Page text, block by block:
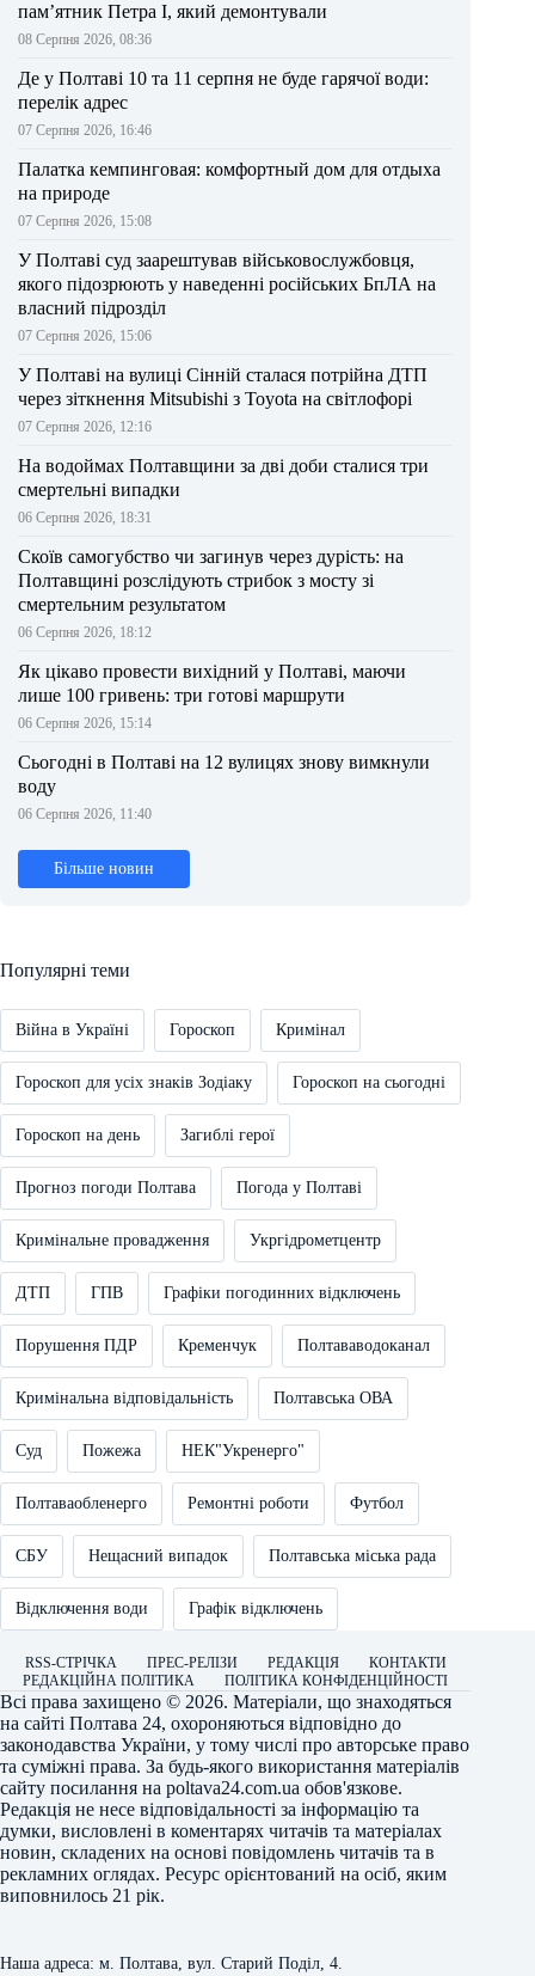
пам’ятник Петра І, який демонтували
08 Серпня 2026, 08:36
Де у Полтаві 10 та 11 серпня не буде гарячої води:
перелік адрес
07 Серпня 2026, 16:46
Палатка кемпинговая: комфортный дом для отдыха
на природе
07 Серпня 2026, 15:08
У Полтаві суд заарештував військовослужбовця,
якого підозрюють у наведенні російських БпЛА на
власний підрозділ
07 Серпня 2026, 15:06
У Полтаві на вулиці Сінній сталася потрійна ДТП
через зіткнення Mitsubishi з Toyota на світлофорі
07 Серпня 2026, 12:16
На водоймах Полтавщини за дві доби сталися три
смертельні випадки
06 Серпня 2026, 18:31
Скоїв самогубство чи загинув через дурість: на
Полтавщині розслідують стрибок з мосту зі
смертельним результатом
06 Серпня 2026, 18:12
Як цікаво провести вихідний у Полтаві, маючи
лише 100 гривень: три готові маршрути
06 Серпня 2026, 15:14
Сьогодні в Полтаві на 12 вулицях знову вимкнули
воду
06 Серпня 2026, 11:40
Більше новин
Популярні теми
Війна в Україні Гороскоп Кримінал
Гороскоп для усіх знаків Зодіаку Гороскоп на сьогодні
Гороскоп на день Загиблі герої
Прогноз погоди Полтава Погода у Полтаві
Кримінальне провадження Укргідрометцентр
ДТП ГПВ Графіки погодинних відключень
Порушення ПДР Кременчук Полтававодоканал
Кримінальна відповідальність Полтавська ОВА
Суд Пожежа НЕК"Укренерго"
Полтаваобленерго Ремонтні роботи Футбол
СБУ Нещасний випадок Полтавська міська рада
Відключення води Графік відключень
RSS-СТРІЧКА ПРЕС-РЕЛІЗИ РЕДАКЦІЯ
КОНТАКТИ
РЕДАКЦІЙНА ПОЛІТИКА
ПОЛІТИКА КОНФІДЕНЦІЙНОСТІ
Всі права захищено © 2026. Матеріали, що знаходяться
на сайті Полтава 24, охороняються відповідно до
законодавства України, у тому числі про авторське право
та суміжні права. За будь-якого використання матеріалів
сайту посилання на poltava24.com.ua обов'язкове.
Редакція не несе відповідальності за інформацію та
думки, висловлені в коментарях читачів та матеріалах
новин, складених на основі повідомлень читачів та в
рекламних оглядах. Ресурс орієнтований на осіб, яким
виповнилось 21 рік.
Наша адреса: м. Полтава, вул. Старий Поділ, 4.